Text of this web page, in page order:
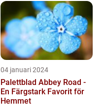
04 januari 2024
Palettblad Abbey Road -
En Färgstark Favorit för
Hemmet